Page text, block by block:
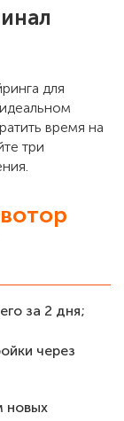
для
время на
три
за 2 дня;
через
новых